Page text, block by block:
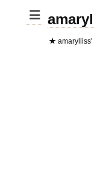
★ amarylliss'